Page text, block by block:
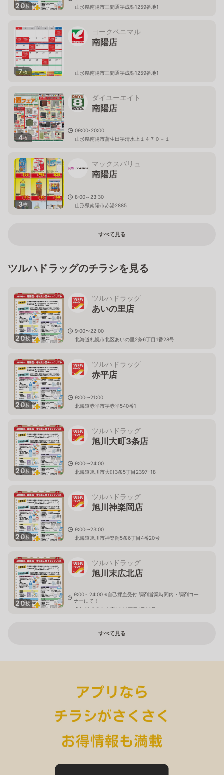
20枚
山形県南陽市三間通字成梨1259番地1
7枚
ヨークベニマル
南陽店
山形県南陽市三間通字成梨1259番地1
4枚
ダイユーエイト
南陽店
09:00-20:00
山形県南陽市蒲生田字清水上１４７０－１
3枚
マックスバリュ
南陽店
8:00～23:30
山形県南陽市赤湯2885
すべて見る
ツルハドラッグのチラシを見る
20枚
ツルハドラッグ
あいの里店
9:00〜22:00
北海道札幌市北区あいの里2条6丁目1番28号
20枚
ツルハドラッグ
赤平店
9:00〜21:00
北海道赤平市字赤平540番1
20枚
ツルハドラッグ
旭川大町3条店
9:00〜24:00
北海道旭川市大町3条5丁目2397-18
20枚
ツルハドラッグ
旭川神楽岡店
9:00〜23:00
北海道旭川市神楽岡5条6丁目4番20号
20枚
ツルハドラッグ
旭川末広北店
9:00～24:00 ※自己採血受付:調剤営業時間内・調剤コー
ナーにて！
北海道旭川市末広1条10丁目1番20号
すべて見る